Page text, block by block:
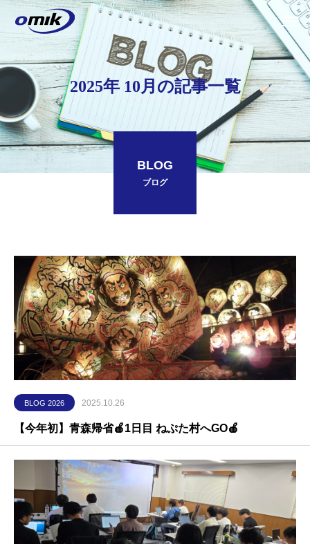
2025年 10月の記事一覧
BLOG
ブログ
BLOG 2026 2025.10.26
【今年初】青森帰省🍎1日目 ねぷた村へGO🍎